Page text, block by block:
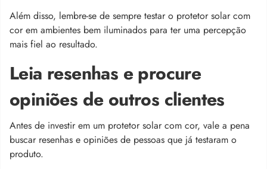
Além disso, lembre-se de sempre testar o protetor solar com
cor em ambientes bem iluminados para ter uma percepção
mais fiel ao resultado.
Leia resenhas e procure
opiniões de outros clientes
Antes de investir em um protetor solar com cor, vale a pena
buscar resenhas e opiniões de pessoas que já testaram o
produto.